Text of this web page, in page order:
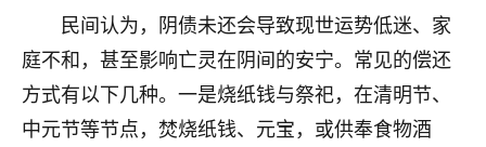
民间认为，阴债未还会导致现世运势低迷、家
庭不和，甚至影响亡灵在阴间的安宁。常见的偿还
方式有以下几种。一是烧纸钱与祭祀，在清明节、
中元节等节点，焚烧纸钱、元宝，或供奉食物酒
心若莲花
我是做餐饮的，这两年，生意屡屡受挫，店开一家关
一家，要么生意不好，生意好的就出事。前些年攒的
家底快败光了，真是倒霉！我也想找人看看到底怎么
回事？